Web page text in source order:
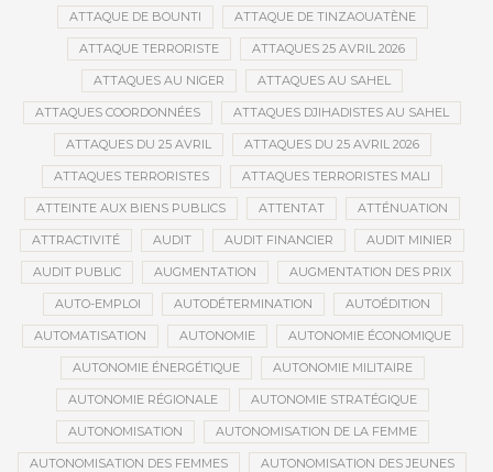
ATTAQUE DE BOUNTI ATTAQUE DE TINZAOUATÈNE
ATTAQUE TERRORISTE ATTAQUES 25 AVRIL 2026
ATTAQUES AU NIGER ATTAQUES AU SAHEL
ATTAQUES COORDONNÉES ATTAQUES DJIHADISTES AU SAHEL
ATTAQUES DU 25 AVRIL ATTAQUES DU 25 AVRIL 2026
ATTAQUES TERRORISTES ATTAQUES TERRORISTES MALI
ATTEINTE AUX BIENS PUBLICS ATTENTAT ATTÉNUATION
ATTRACTIVITÉ AUDIT AUDIT FINANCIER AUDIT MINIER
AUDIT PUBLIC AUGMENTATION AUGMENTATION DES PRIX
AUTO-EMPLOI AUTODÉTERMINATION AUTOÉDITION
AUTOMATISATION AUTONOMIE AUTONOMIE ÉCONOMIQUE
AUTONOMIE ÉNERGÉTIQUE AUTONOMIE MILITAIRE
AUTONOMIE RÉGIONALE AUTONOMIE STRATÉGIQUE
AUTONOMISATION AUTONOMISATION DE LA FEMME
AUTONOMISATION DES FEMMES AUTONOMISATION DES JEUNES